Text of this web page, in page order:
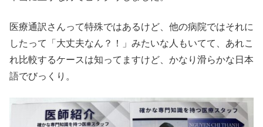
医療通訳さんって特殊ではあるけど、他の病院ではそれに
したって「大丈夫なん？！」みたいな人もいてて、あれこ
れ比較するケースは知ってますけど、かなり滑らかな日本
語でびっくり。